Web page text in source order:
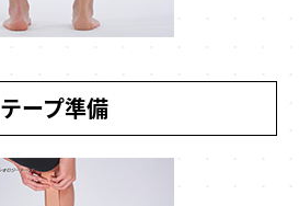
テープ準備